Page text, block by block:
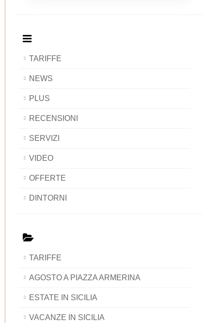
TARIFFE
NEWS
PLUS
RECENSIONI
SERVIZI
VIDEO
OFFERTE
DINTORNI
TARIFFE
AGOSTO A PIAZZA ARMERINA
ESTATE IN SICILIA
VACANZE IN SICILIA